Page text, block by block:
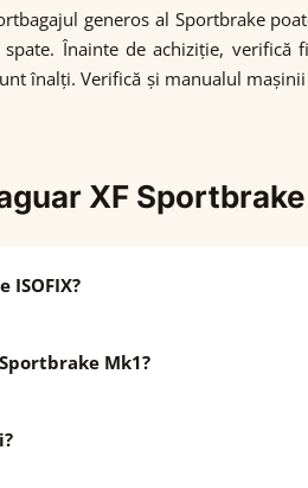
generos al Sportbrake
Înainte de achiziție,
înalți. Verifică și manualul
XF
ISOFIX?
Mk1?